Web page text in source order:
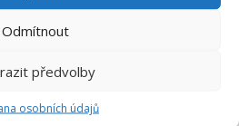
Odmítnout
předvolby
osobních údajů
úzkost
při